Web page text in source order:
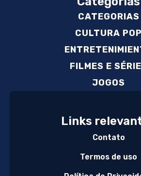
CATEGORIAS
CULTURA POP
FILMES E
JOGOS
Links
Contato
Termos de uso